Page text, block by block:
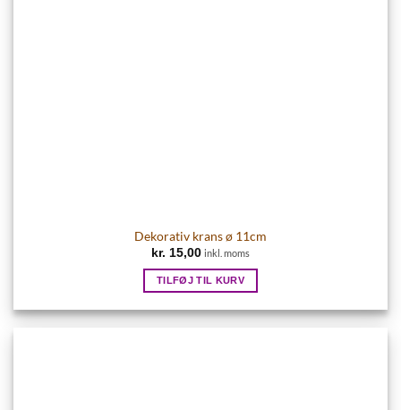
Dekorativ krans ø 11cm
kr. 15,00 inkl. moms
TILFØJ TIL KURV